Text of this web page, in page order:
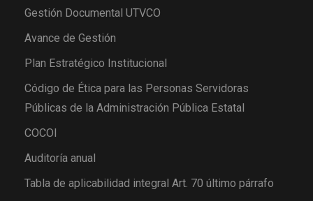
Gestión Documental UTVCO
Avance de Gestión
Plan Estratégico Institucional
Código de Ética para las Personas Servidoras
Públicas de la Administración Pública Estatal
COCOI
Auditoría anual
Tabla de aplicabilidad integral Art. 70 último párrafo